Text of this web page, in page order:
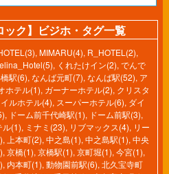
ック】ビジホ・タグ一覧
, MIMARU(4), R_HOTEL(2),
, くれたけイン(2), でんで
駅(6), なんば元町(7), なんば駅(52), ア
ホテル(1), ガーナーホテル(2), クリスタ
ルホテル(4), スーパーホテル(6), ダイ
, ドーム前千代崎駅(1), ドーム前駅(3),
ル(1), ミナミ(23), リブマックス(4), リー
, 上本町(2), 中之島(1), 中之島駅(1), 中央
, 京橋(1), 京橋駅(1), 京町堀(1), 今宮(1),
, 内本町(1), 動物園前駅(6), 北久宝寺町